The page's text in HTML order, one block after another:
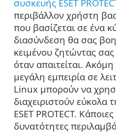
συσκευής ESET
περιβάλλον χρήστη
που βασίζεται σε ένα
διασύνδεση θα σας
κειμένου ζητώντας
όταν απαιτείται.
μεγάλη εμπειρία σε
Linux μπορούν να
διαχειριστούν εύκολα
ESET PROTECT.
δυνατότητες